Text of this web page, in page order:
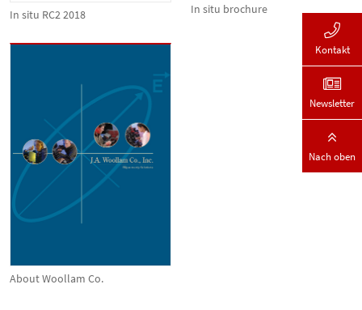
In situ RC2 2018 In situ brochure
About Woollam Co.
Kontakt
Newsletter
Nach oben